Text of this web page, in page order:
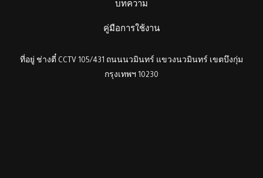
บทความ
คู่มือการใช้งาน
ที่อยู่ ช่างตี๋ CCTV 105/431 ถนนนวมินทร์ แขวงนวมินทร์ เขตบึงกุ่ม
กรุงเทพฯ 10230